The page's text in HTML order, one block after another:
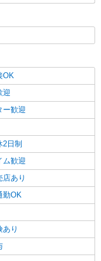
OK
迎
ー歓迎
2日制
ム歓迎
店あり
勤OK
あり